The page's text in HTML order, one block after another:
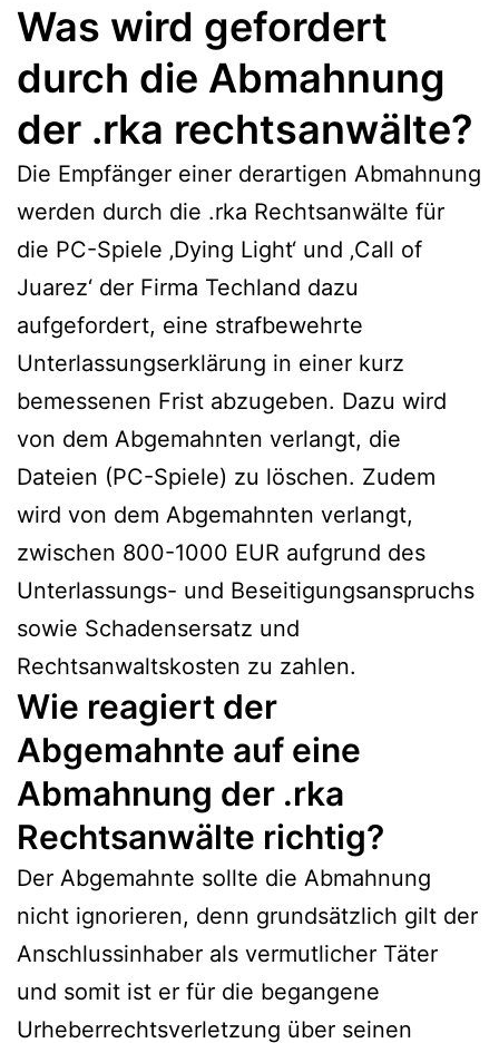
Was wird gefordert
durch die Abmahnung
der .rka rechtsanwälte?
Die Empfänger einer derartigen Abmahnung
werden durch die .rka Rechtsanwälte für
die PC-Spiele ‚Dying Light‘ und ‚Call of
Juarez‘ der Firma Techland dazu
aufgefordert, eine strafbewehrte
Unterlassungserklärung in einer kurz
bemessenen Frist abzugeben. Dazu wird
von dem Abgemahnten verlangt, die
Dateien (PC-Spiele) zu löschen. Zudem
wird von dem Abgemahnten verlangt,
zwischen 800-1000 EUR aufgrund des
Unterlassungs- und Beseitigungsanspruchs
sowie Schadensersatz und
Rechtsanwaltskosten zu zahlen.
Wie reagiert der
Abgemahnte auf eine
Abmahnung der .rka
Rechtsanwälte richtig?
Der Abgemahnte sollte die Abmahnung
nicht ignorieren, denn grundsätzlich gilt der
Anschlussinhaber als vermutlicher Täter
und somit ist er für die begangene
Urheberrechtsverletzung über seinen